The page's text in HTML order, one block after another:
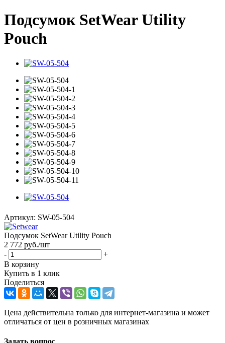
Подсумок SetWear Utility
Pouch
Артикул: SW-05-504
Подсумок SetWear Utility Pouch
2 772 руб./шт
-
+
В корзину
Купить в 1 клик
Поделиться
Цена действительна только для интернет-магазина и может
отличаться от цен в розничных магазинах